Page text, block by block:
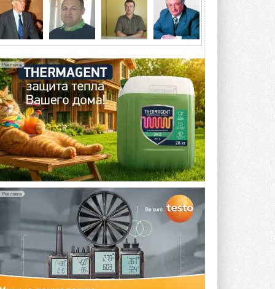
4 АВГУСТА 2026
Тепловые насосы в связке с
солнечной генерацией и
потребление на 60%
Исследователи из Италии установили ...
4 АВГУСТА 2026
«РУСКЛИМАТ Fest 2026» в Уфе
собрал свыше 700 профи
климатической отрасли
Организатором выступил торгово-
производственный холдинг ...
3 АВГУСТА 2026
«Датарк» испытал модульный
ЦОД с плотностью 54 кВт на
стойку
Испытания прошли на собственной
производственной площадке и были ...
3 АВГУСТА 2026
Samsung выпускает VRF-
систему DVM на R32
Линейка включает семь типоразмеров
производительностью от 22,4 до 56 кВт.
Реклама
Реклама